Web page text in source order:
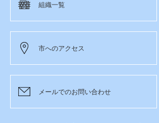
組織一覧
市へのアクセス
メールでのお問い合わせ